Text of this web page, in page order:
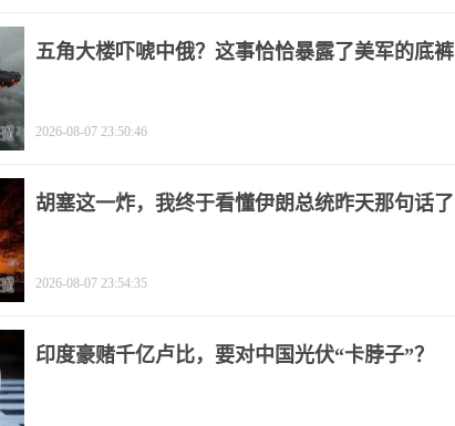
五角大楼吓唬中俄？这事恰恰暴露了美军的底裤
2026-08-07 23:50:46
胡塞这一炸，我终于看懂伊朗总统昨天那句话了
2026-08-07 23:54:35
印度豪赌千亿卢比，要对中国光伏“卡脖子”？